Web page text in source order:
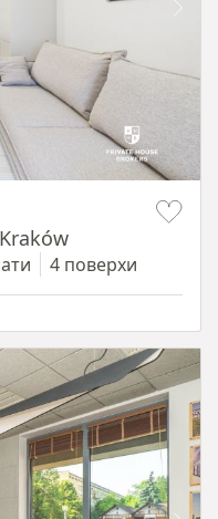
4 поверхи